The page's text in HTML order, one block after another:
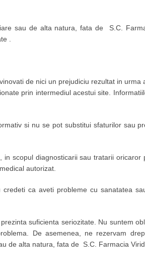
sau de alta natura, fata de S.C.
.
de nici un prejudiciu rezultat in
prin intermediul acestui site.
si nu se pot substitui sfaturilor sau
scopul diagnosticarii sau tratarii
autorizat.
ca aveti probleme cu sanatatea
suficienta seriozitate. Nu suntem
De asemenea, ne rezervam
de alta natura, fata de S.C. Farmacia